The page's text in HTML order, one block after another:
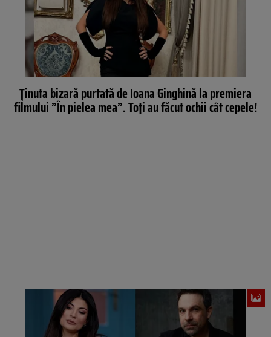
Ținuta bizară purtată de Ioana Ginghină la premiera
filmului ”În pielea mea”. Toți au făcut ochii cât cepele!